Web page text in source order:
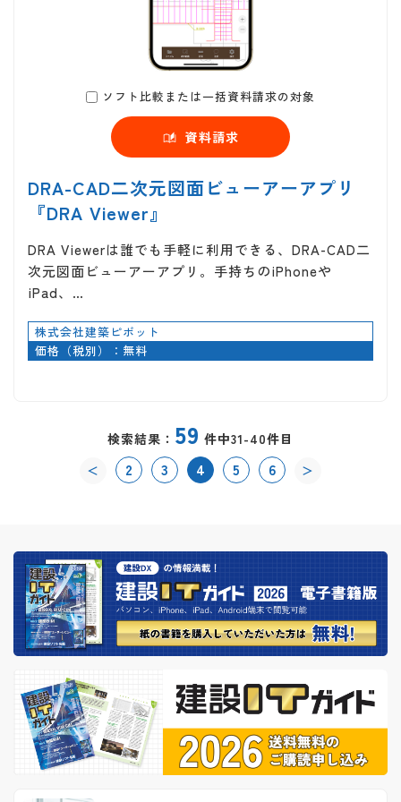
ソフト比較または一括資料請求の対象
資料請求
DRA-CAD二次元図面ビューアーアプリ
『DRA Viewer』
DRA Viewerは誰でも手軽に利用できる、DRA-CAD二
次元図面ビューアーアプリ。手持ちのiPhoneや
iPad、…
株式会社建築ピボット
価格（税別）：無料
検索結果： 59 件中31-40件目
＜ 2 3 4 5 6 ＞